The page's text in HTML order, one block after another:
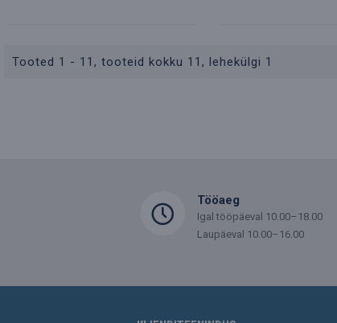
Tooted 1 - 11, tooteid kokku 11, lehekülgi 1
Tööaeg
Igal tööpäeval 10.00–18.00
Laupäeval 10.00–16.00